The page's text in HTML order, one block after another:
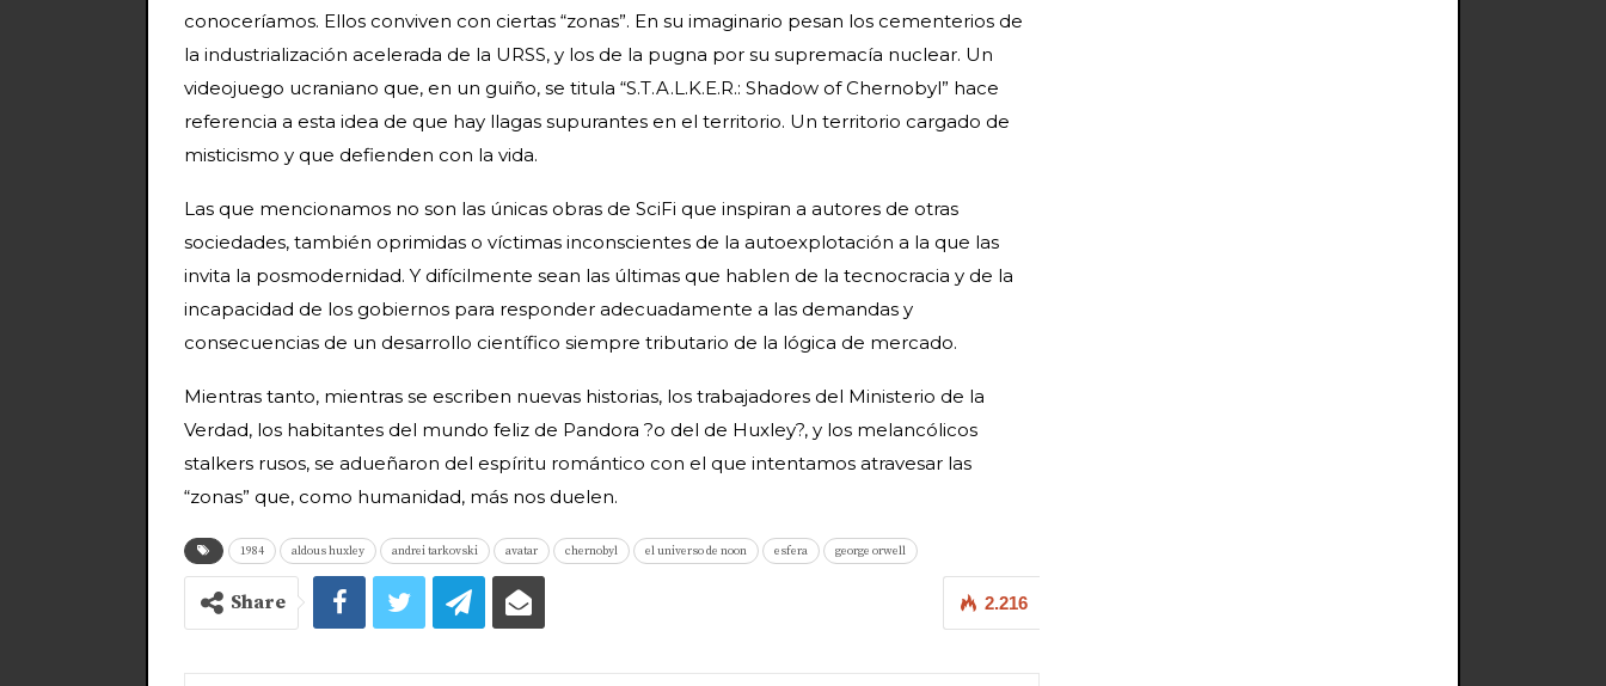
conoceríamos. Ellos conviven con ciertas “zonas”. En su imaginario pesan los cementerios de
la industrialización acelerada de la URSS, y los de la pugna por su supremacía nuclear. Un
videojuego ucraniano que, en un guiño, se titula “S.T.A.L.K.E.R.: Shadow of Chernobyl” hace
referencia a esta idea de que hay llagas supurantes en el territorio. Un territorio cargado de
misticismo y que defienden con la vida.
Las que mencionamos no son las únicas obras de SciFi que inspiran a autores de otras
sociedades, también oprimidas o víctimas inconscientes de la autoexplotación a la que las
invita la posmodernidad. Y difícilmente sean las últimas que hablen de la tecnocracia y de la
incapacidad de los gobiernos para responder adecuadamente a las demandas y
consecuencias de un desarrollo científico siempre tributario de la lógica de mercado.
Mientras tanto, mientras se escriben nuevas historias, los trabajadores del Ministerio de la
Verdad, los habitantes del mundo feliz de Pandora ?o del de Huxley?, y los melancólicos
stalkers rusos, se adueñaron del espíritu romántico con el que intentamos atravesar las
“zonas” que, como humanidad, más nos duelen.
1984 aldous huxley andrei tarkovski avatar chernobyl el universo de noon esfera george orwell
2.216
Share